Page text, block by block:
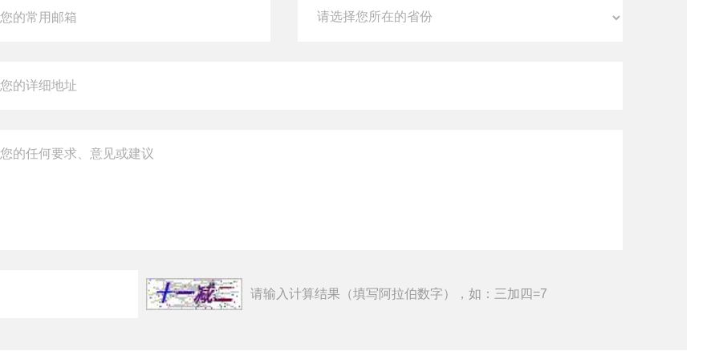
请输入计算结果（填写阿拉伯数字），如：三加四=7